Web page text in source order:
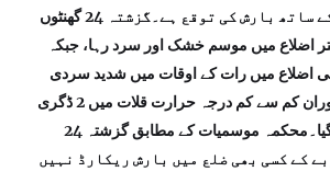
ہواؤں اور گرج چمک کے ساتھ بارش کی توقع ہے۔گزشتہ 24 گھنٹوں
اضلاع میں موسم خشک اور سرد رہا، جبکہ
اضلاع میں رات کے اوقات میں شدید سردی
ریکارڈ کی گئی۔ اس دوران کم سے کم درجہ حرارت قلات میں 2 ڈگری
سینٹی گریڈ ریکارڈ کیا گیا۔محکمہ موسمیات کے مطابق گزشتہ 24
کے کسی بھی ضلع میں بارش ریکارڈ نہیں